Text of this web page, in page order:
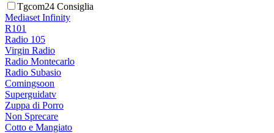
Tgcom24 Consiglia
Mediaset Infinity
R101
Radio 105
Virgin Radio
Radio Montecarlo
Radio Subasio
Comingsoon
Superguidatv
Zuppa di Porro
Non Sprecare
Cotto e Mangiato